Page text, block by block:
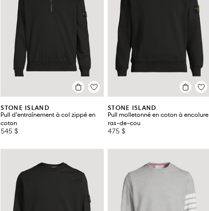
STONE ISLAND
Pull d’entraînement à col zippé en
coton
545 $
STONE ISLAND
Pull molletonné en coton à encolure
ras-de-cou
475 $